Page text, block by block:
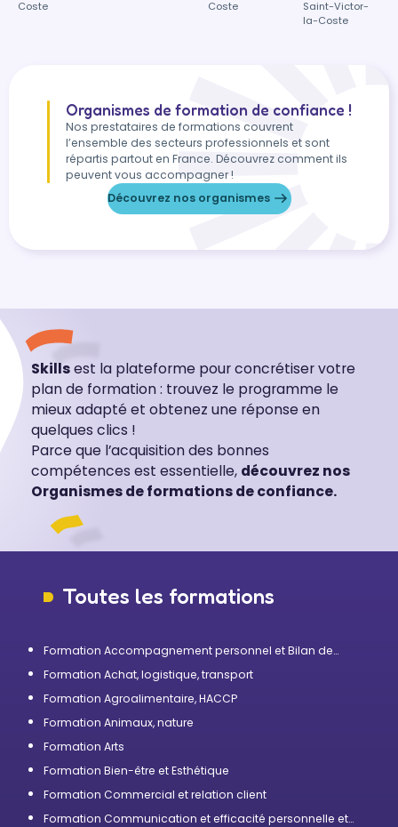
Coste
Coste
Saint-Victor-
la-Coste
Organismes de formation de confiance !
Nos prestataires de formations couvrent
l’ensemble des secteurs professionnels et sont
répartis partout en France. Découvrez comment ils
peuvent vous accompagner !
Découvrez nos organismes
Skillsest la plateforme pour concrétiser votre
plan de formation : trouvez le programme le
mieux adapté et obtenez une réponse en
quelques clics !
Parce que l’acquisition des bonnes
compétences est essentielle, découvrez nos
Organismes de formations de confiance.
Toutes les formations
Formation Accompagnement personnel et Bilan de
Formation Achat, logistique, transport
Formation Agroalimentaire, HACCP
Formation Animaux, nature
Formation Arts
Formation Bien-être et Esthétique
Formation Commercial et relation client
Formation Communication et efficacité personnelle et